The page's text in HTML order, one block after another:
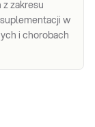
zakresu
w
i chorobach